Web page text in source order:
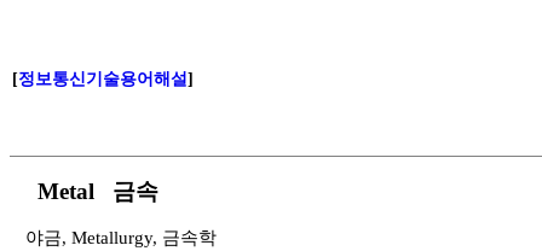
[정보통신기술용어해설]
Metal 금속
야금, Metallurgy, 금속학